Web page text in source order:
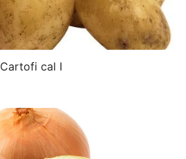
Cartofi cal I